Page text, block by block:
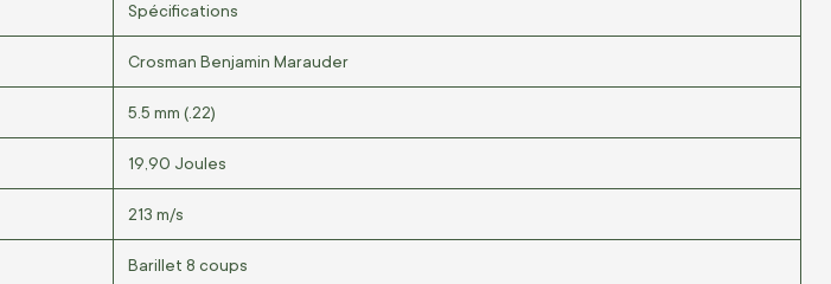
Spécifications
Crosman Benjamin Marauder
5.5 mm (.22)
19,90 Joules
213 m/s
Barillet 8 coups